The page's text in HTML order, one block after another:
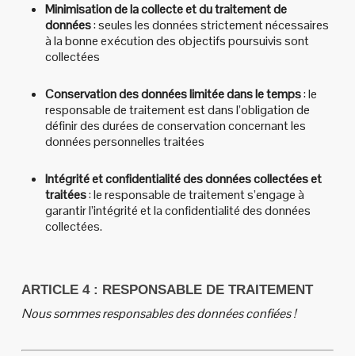
Minimisation de la collecte et du traitement de
données: seules les données strictement nécessaires
à la bonne exécution des objectifs poursuivis sont
collectées
Conservation des données limitée dans le temps: le
responsable de traitement est dans l’obligation de
définir des durées de conservation concernant les
données personnelles traitées
Intégrité et confidentialité des données collectées et
traitées: le responsable de traitement s’engage à
garantir l’intégrité et la confidentialité des données
collectées.
ARTICLE 4 : RESPONSABLE DE TRAITEMENT
Nous sommes responsables des données confiées !